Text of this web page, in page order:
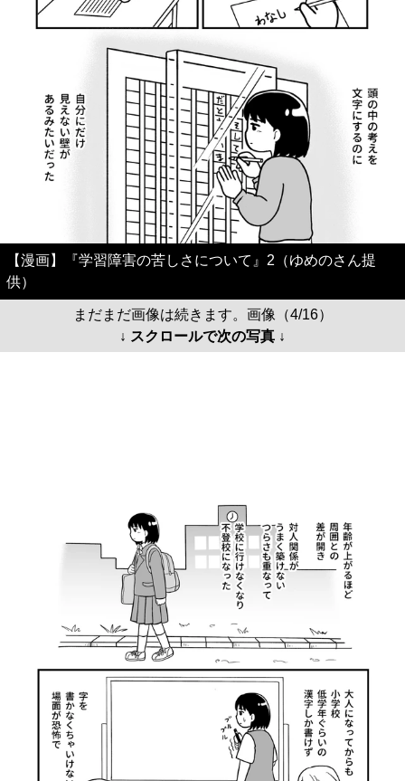
【漫画】『学習障害の苦しさについて』2（ゆめのさん提
供）
まだまだ画像は続きます。画像（4/16）
↓ スクロールで次の写真 ↓